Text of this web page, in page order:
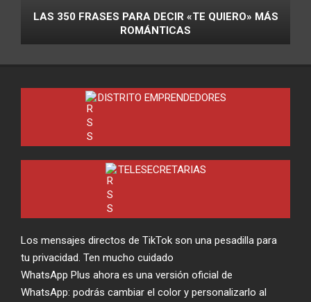
LAS 350 FRASES PARA DECIR «TE QUIERO» MÁS
ROMÁNTICAS
DISTRITO EMPRENDEDORES
TELESECRETARIAS
Los mensajes directos de TikTok son una pesadilla para
tu privacidad. Ten mucho cuidado
WhatsApp Plus ahora es una versión oficial de
WhatsApp: podrás cambiar el color y personalizarlo al